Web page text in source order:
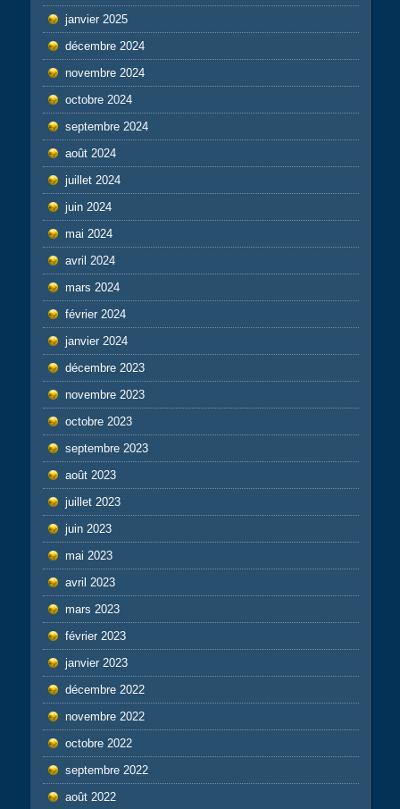
janvier 2025
décembre 2024
novembre 2024
octobre 2024
septembre 2024
août 2024
juillet 2024
juin 2024
mai 2024
avril 2024
mars 2024
février 2024
janvier 2024
décembre 2023
novembre 2023
octobre 2023
septembre 2023
août 2023
juillet 2023
juin 2023
mai 2023
avril 2023
mars 2023
février 2023
janvier 2023
décembre 2022
novembre 2022
octobre 2022
septembre 2022
août 2022